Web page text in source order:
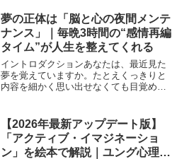
夢の正体は「脳と心の夜間メンテ
ナンス」｜毎晩3時間の“感情再編
タイム”が人生を整えてくれる
イントロダクションあなたは、最近見た
夢を覚えていますか。たとえくっきりと
内容を細かく思い出せなくても目覚めた
ぼ毎日のように夢を見ています。けれど
最近、その“質”が明らか...
【2026年最新アップデート版】
「アクティブ・イマジネーショ
ン」を絵本で解説｜ユング心理学